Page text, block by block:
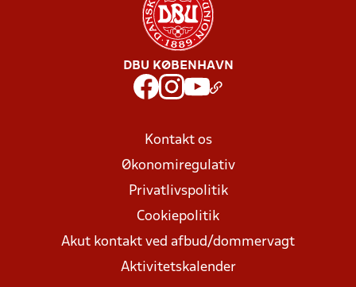
DBU KØBENHAVN
Kontakt os
Økonomiregulativ
Privatlivspolitik
Cookiepolitik
Akut kontakt ved afbud/dommervagt
Aktivitetskalender